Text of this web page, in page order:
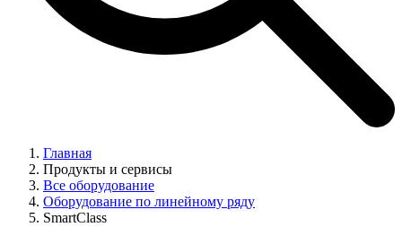
Главная
Продукты и сервисы
Все оборудование
Оборудование по линейному ряду
SmartClass